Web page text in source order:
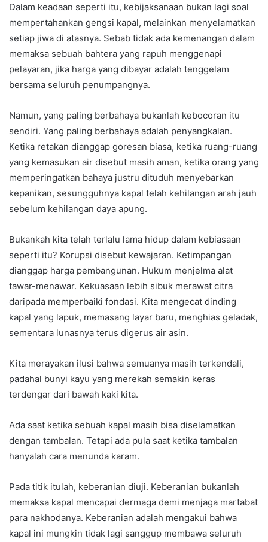
Dalam keadaan seperti itu, kebijaksanaan bukan lagi soal
mempertahankan gengsi kapal, melainkan menyelamatkan
setiap jiwa di atasnya. Sebab tidak ada kemenangan dalam
memaksa sebuah bahtera yang rapuh menggenapi
pelayaran, jika harga yang dibayar adalah tenggelam
bersama seluruh penumpangnya.
Namun, yang paling berbahaya bukanlah kebocoran itu
sendiri. Yang paling berbahaya adalah penyangkalan.
Ketika retakan dianggap goresan biasa, ketika ruang-ruang
yang kemasukan air disebut masih aman, ketika orang yang
memperingatkan bahaya justru dituduh menyebarkan
kepanikan, sesungguhnya kapal telah kehilangan arah jauh
sebelum kehilangan daya apung.
Bukankah kita telah terlalu lama hidup dalam kebiasaan
seperti itu? Korupsi disebut kewajaran. Ketimpangan
dianggap harga pembangunan. Hukum menjelma alat
tawar-menawar. Kekuasaan lebih sibuk merawat citra
daripada memperbaiki fondasi. Kita mengecat dinding
kapal yang lapuk, memasang layar baru, menghias geladak,
sementara lunasnya terus digerus air asin.
Kita merayakan ilusi bahwa semuanya masih terkendali,
padahal bunyi kayu yang merekah semakin keras
terdengar dari bawah kaki kita.
Ada saat ketika sebuah kapal masih bisa diselamatkan
dengan tambalan. Tetapi ada pula saat ketika tambalan
hanyalah cara menunda karam.
Pada titik itulah, keberanian diuji. Keberanian bukanlah
memaksa kapal mencapai dermaga demi menjaga martabat
para nakhodanya. Keberanian adalah mengakui bahwa
kapal ini mungkin tidak lagi sanggup membawa seluruh